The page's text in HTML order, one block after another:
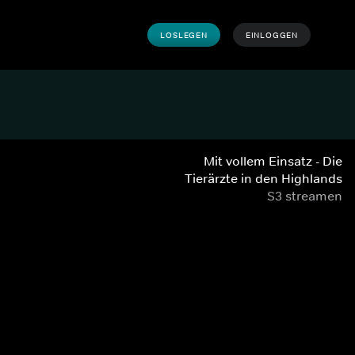
LOSLEGEN EINLOGGEN
Mit vollem Einsatz - Die
Tierärzte in den Highlands
S3 streamen